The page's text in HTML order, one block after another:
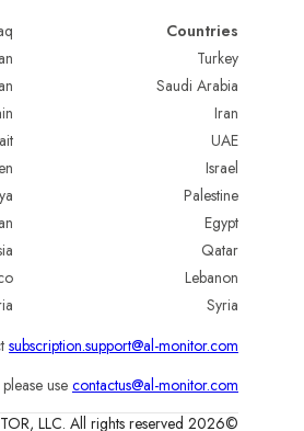
Countries
Turkey
Saudi Arabia
Iran
UAE
Israel
Palestine
Egypt
Qatar
Lebanon
Syria
subscription.support@al-monitor.com
use contactus@al-monitor.com
©2026 AL-MONITOR, LLC. All rights reserved.